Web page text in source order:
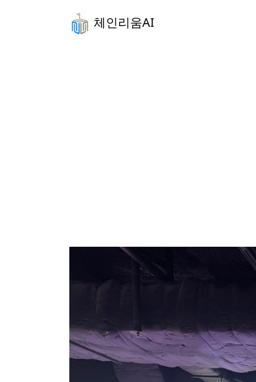
체인리움AI